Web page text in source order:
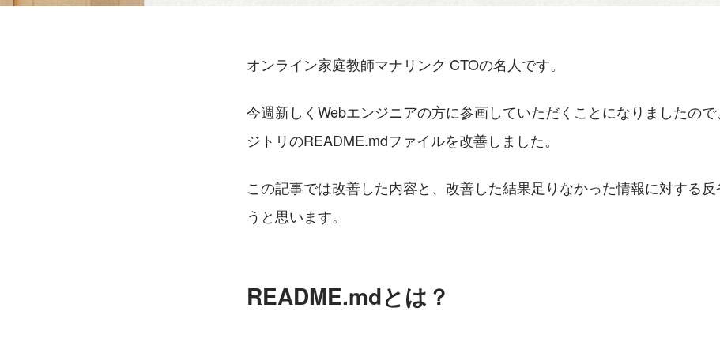
オンライン家庭教師マナリンク CTOの名人です。
今週新しくWebエンジニアの方に参画していただくことになりましたの
ジトリのREADME.mdファイルを改善しました。
この記事では改善した内容と、改善した結果足りなかった情報に対する反
うと思います。
README.mdとは？